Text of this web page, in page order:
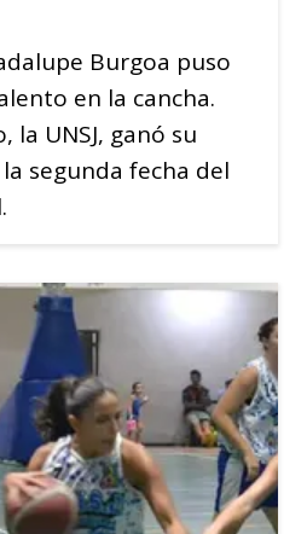
Burgoa puso
en la cancha.
la UNSJ, ganó su
segunda fecha del